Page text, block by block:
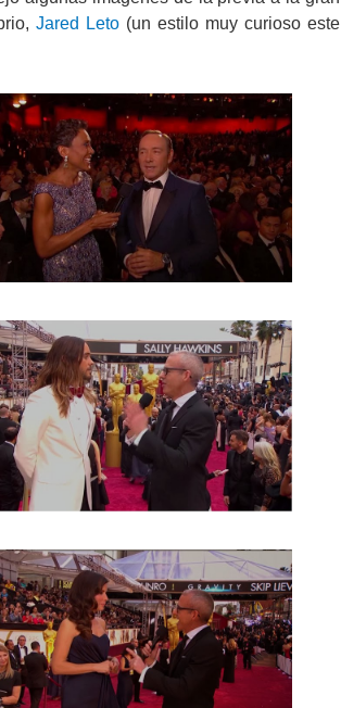
Jared Leto(un estilo muy curioso este